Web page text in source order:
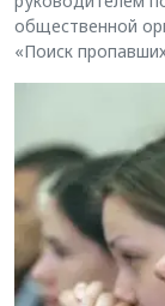
общественной
«Поиск